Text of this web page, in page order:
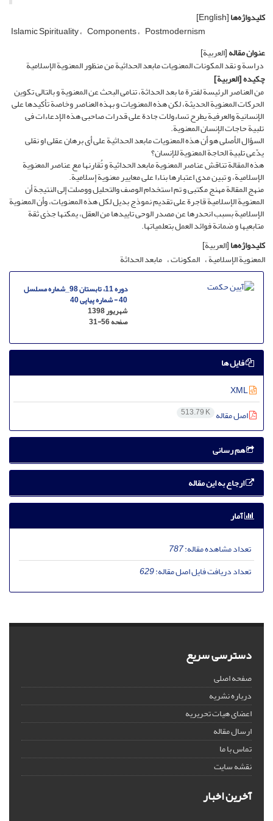
کلیدواژه‌ها[English]
Islamic Spirituality Components Postmodernism
عنوان مقاله[العربیة]
دراسة و نقد المکونات المعنویات مابعد الحداثیة من منظور المعنویة الإسلامیة
چکیده[العربیة]
من العناصر الرئیسة لفترة ما بعد الحداثة، تنامی البحث عن المعنویة و بالتالی تکوین
الحرکات المعنویة الحدیثة، لکن هذه المعنویات و بهذه العناصر وخاصة تأکیدها على
الإنسانیة والعرفیة یطرح تساءولات جادة على قدرات صاحبی هذه الإدعاءات فی
تلبیة حاجات الإنسان المعنویة.
السؤال الأصلی هو أن هذه المعنویات مابعد الحداثیة على أی برهان عقلی او نقلی
یدّعی تلبیة الحاجة المعنویة للإنسان؟
هذه المقالة تناقش عناصر المعنویة مابعد الحداثیة و تُقارنها مع عناصر المعنویة
الإسلامیة، و تبین مدى اعتبارها بناءا على معاییر معنویة إسلامیة.
منهج المقالة مهنج مکتبی و تم استخدام الوصف والتحلیل ووصلت إلى النتیجة أن
المعنویة الإسلامیة قاجرة على تقدیم نموذج بدیل لکل هذه المعنویات، وأن المعنویة
الإسلامیة بسبب انحدرها عن مصدر الوحی تاییدها من العقل، یمکنها جذی ثقة
متابعیها و ضمانة فوائد العمل بتعلمیاتها.
کلیدواژه‌ها[العربیة]
المعنویة الإسلامیة المکونات مابعد الحداثة
دوره 11، تابستان 98_شماره مسلسل
40 - شماره پیاپی 40
شهریور 1398
صفحه31-56
فایل ها
اصل مقاله 513.79 K
هم رسانی
ارجاع به این مقاله
آمار
تعداد مشاهده مقاله:787
تعداد دریافت فایل اصل مقاله:629
دسترسی سریع
صفحه اصلی
درباره نشریه
اعضای هیات تحریریه
ارسال مقاله
تماس با ما
نقشه سایت
آخرین اخبار